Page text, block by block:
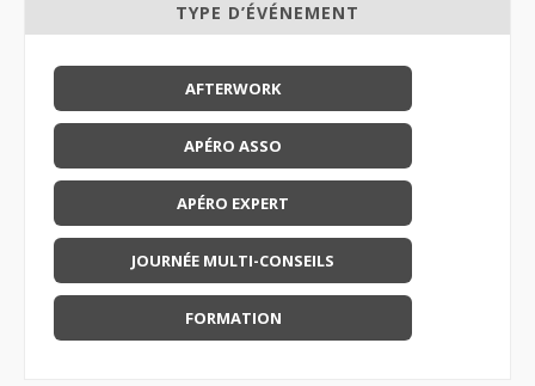
TYPE D’ÉVÉNEMENT
AFTERWORK
APÉRO ASSO
APÉRO EXPERT
JOURNÉE MULTI-CONSEILS
FORMATION